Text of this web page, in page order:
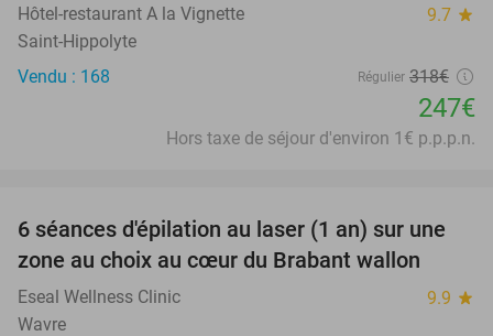
Hôtel-restaurant A la Vignette 9.7 star
Saint-Hippolyte
Vendu : 168
Régulier 318€
247€
Hors taxe de séjour d'environ 1€ p.p.p.n.
86%
6 séances d'épilation au laser (1 an) sur une
zone au choix au cœur du Brabant wallon
Eseal Wellness Clinic 9.9 star
Wavre